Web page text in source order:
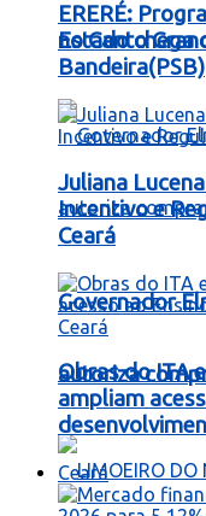
no Canto
Governador
autoriza
ERERÉ:
Estado chega
Bandeira(PSB)
Juliana
Incentivo e
Ceará
Obras do ITA
ampliam
Ceará